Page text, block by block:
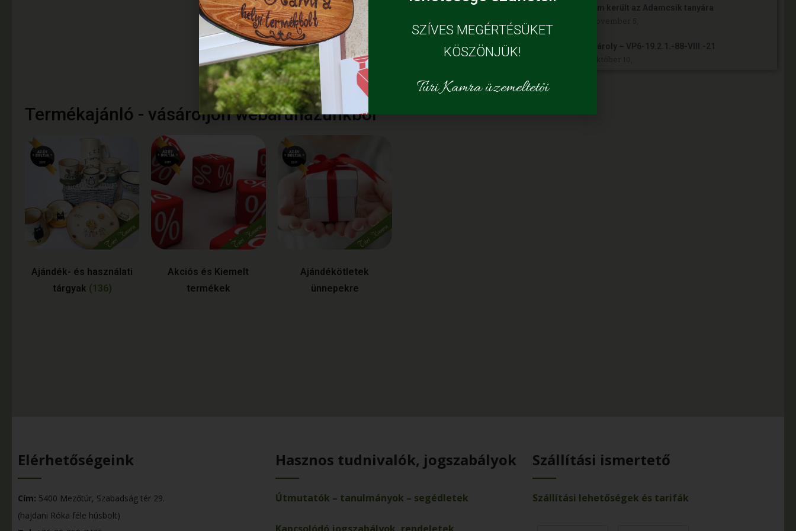
Napelem került az Adamcsik tanyára
Kósa Károly – VP6-19.2.1.-88-VIII.-21
Termékajánló - vásároljon webáruházunkból
Ajándék- és használati
tárgyak (136)
Akciós és Kiemelt
termékek
Ajándékötletek
ünnepekre
Elérhetőségeink
Cím: 5400 Mezőtúr, Szabadság tér 29.
(hajdani Róka féle húsbolt)
Hasznos tudnivalók, jogszabályok
Útmutatók – tanulmányok – segédletek
Szállítási ismertető
Szállítási lehetőségek és tarifák
SZÍVES MEGÉRTÉSÜKET
KÖSZÖNJÜK!
Túri Kamra üzemeltetői